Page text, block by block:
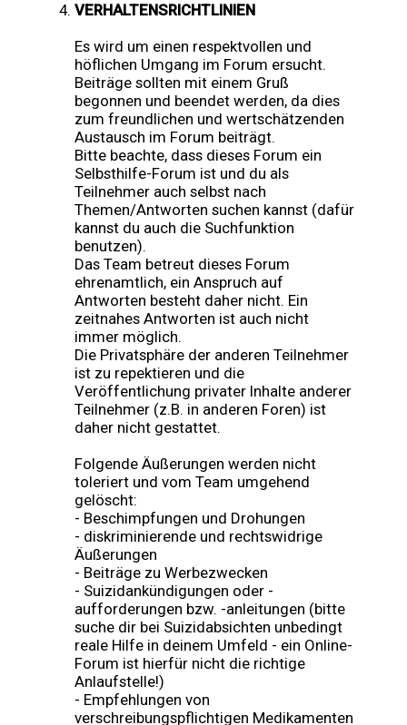
VERHALTENSRICHTLINIEN
Es wird um einen respektvollen und
höflichen Umgang im Forum ersucht.
Beiträge sollten mit einem Gruß
begonnen und beendet werden, da dies
zum freundlichen und wertschätzenden
Austausch im Forum beiträgt.
Bitte beachte, dass dieses Forum ein
Selbsthilfe-Forum ist und du als
Teilnehmer auch selbst nach
Themen/Antworten suchen kannst (dafür
kannst du auch die Suchfunktion
benutzen).
Das Team betreut dieses Forum
ehrenamtlich, ein Anspruch auf
Antworten besteht daher nicht. Ein
zeitnahes Antworten ist auch nicht
immer möglich.
Die Privatsphäre der anderen Teilnehmer
ist zu repektieren und die
Veröffentlichung privater Inhalte anderer
Teilnehmer (z.B. in anderen Foren) ist
daher nicht gestattet.
Folgende Äußerungen werden nicht
toleriert und vom Team umgehend
gelöscht:
- Beschimpfungen und Drohungen
- diskriminierende und rechtswidrige
Äußerungen
- Beiträge zu Werbezwecken
- Suizidankündigungen oder -
aufforderungen bzw. -anleitungen (bitte
suche dir bei Suizidabsichten unbedingt
reale Hilfe in deinem Umfeld - ein Online-
Forum ist hierfür nicht die richtige
Anlaufstelle!)
- Empfehlungen von
verschreibungspflichtigen Medikamenten